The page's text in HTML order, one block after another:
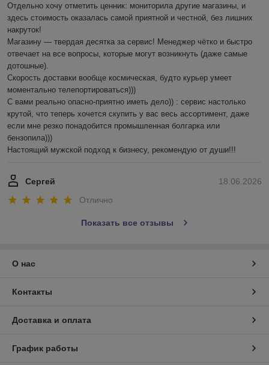
Отдельно хочу отметить ценник: мониторила другие магазины, и
здесь стоимость оказалась самой приятной и честной, без лишних
накруток!
Магазину — твердая десятка за сервис! Менеджер чётко и быстро
отвечает на все вопросы, которые могут возникнуть (даже самые
дотошные).
Скорость доставки вообще космическая, будто курьер умеет
моментально телепортироваться)))
С вами реально опасно-приятно иметь дело)) : сервис настолько
крутой, что теперь хочется скупить у вас весь ассортимент, даже
если мне резко понадобится промышленная болгарка или
бензопила)))
Настоящий мужской подход к бизнесу, рекомендую от души!!!
18.06.2026
Сергей
Отлично
Показать все отзывы
О нас
Контакты
Доставка и оплата
График работы